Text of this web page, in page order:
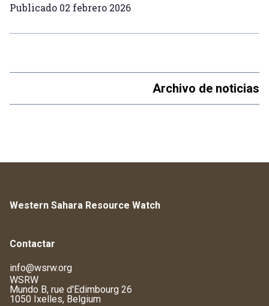
Publicado 02 febrero 2026
Archivo de noticias
Western Sahara Resource Watch
Contactar
info@wsrw.org
WSRW
Mundo B, rue d'Edimbourg 26
1050 Ixelles, Belgium